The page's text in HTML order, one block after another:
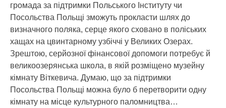
громада за підтримки Польського Інституту чи
Посольства Польщі зможуть прокласти шлях до
визначного поляка, серце якого сховано в поліських
хащах на цвинтарному узбіччі у Великих Озерах.
Зрештою, серйозної фінансової допомоги потребує й
великоозерянська школа, в якій розміщено музейну
кімнату Віткевича. Думаю, що за підтримки
Посольства Польщі можна було б перетворити одну
кімнату на місце культурного паломництва…